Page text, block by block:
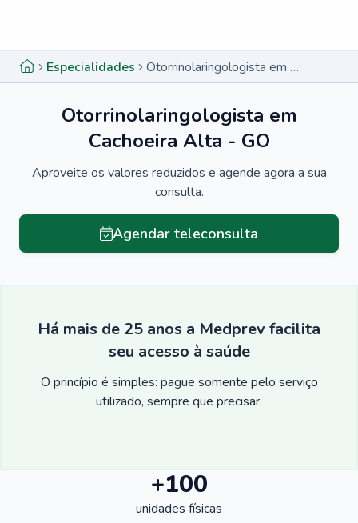
Especialidades Otorrinolaringologista em Cachoeira Alta - GO
Otorrinolaringologista em
Cachoeira Alta - GO
Aproveite os valores reduzidos e agende agora a sua
consulta.
Agendar teleconsulta
Há mais de 25 anos a Medprev facilita
seu acesso à saúde
O princípio é simples: pague somente pelo serviço
utilizado, sempre que precisar.
+100
unidades físicas